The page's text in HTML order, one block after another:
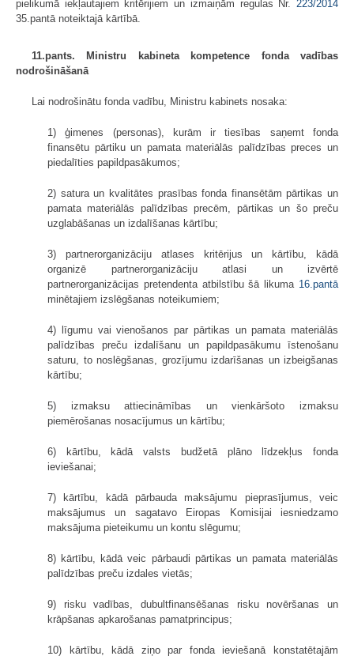
pielikumā iekļautajiem kritērijiem un izmaiņām regulas Nr. 223/2014
35.pantā noteiktajā kārtībā.
11.pants. Ministru kabineta kompetence fonda vadības
nodrošināšanā
Lai nodrošinātu fonda vadību, Ministru kabinets nosaka:
1) ģimenes (personas), kurām ir tiesības saņemt fonda
finansētu pārtiku un pamata materiālās palīdzības preces un
piedalīties papildpasākumos;
2) satura un kvalitātes prasības fonda finansētām pārtikas un
pamata materiālās palīdzības precēm, pārtikas un šo preču
uzglabāšanas un izdalīšanas kārtību;
3) partnerorganizāciju atlases kritērijus un kārtību, kādā
organizē partnerorganizāciju atlasi un izvērtē
partnerorganizācijas pretendenta atbilstību šā likuma 16.pantā
minētajiem izslēgšanas noteikumiem;
4) līgumu vai vienošanos par pārtikas un pamata materiālās
palīdzības preču izdalīšanu un papildpasākumu īstenošanu
saturu, to noslēgšanas, grozījumu izdarīšanas un izbeigšanas
kārtību;
5) izmaksu attiecināmības un vienkāršoto izmaksu
piemērošanas nosacījumus un kārtību;
6) kārtību, kādā valsts budžetā plāno līdzekļus fonda
ieviešanai;
7) kārtību, kādā pārbauda maksājumu pieprasījumus, veic
maksājumus un sagatavo Eiropas Komisijai iesniedzamo
maksājuma pieteikumu un kontu slēgumu;
8) kārtību, kādā veic pārbaudi pārtikas un pamata materiālās
palīdzības preču izdales vietās;
9) risku vadības, dubultfinansēšanas risku novēršanas un
krāpšanas apkarošanas pamatprincipus;
10) kārtību, kādā ziņo par fonda ieviešanā konstatētajām